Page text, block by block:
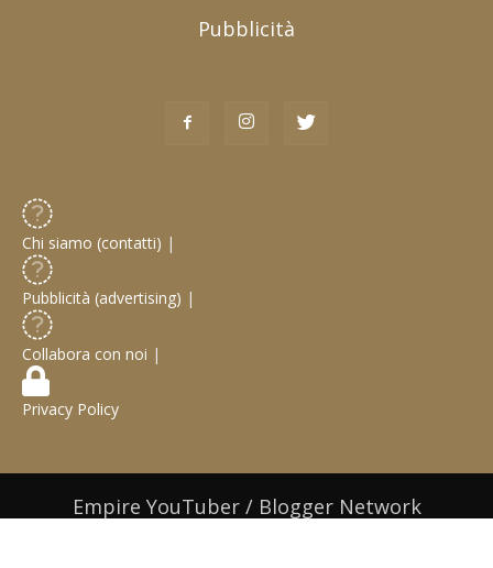
Pubblicità
Chi siamo (contatti) |
Pubblicità (advertising) |
Collabora con noi |
Privacy Policy
Empire YouTuber / Blogger Network